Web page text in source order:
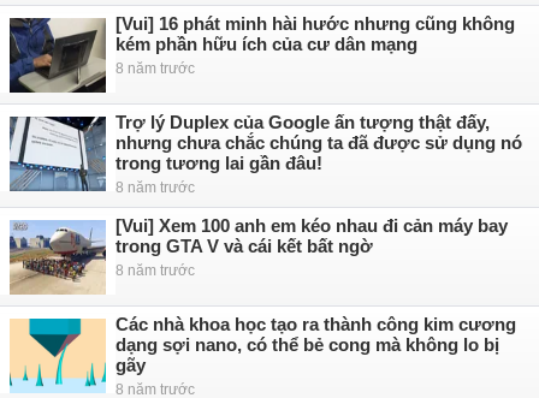
[Vui] 16 phát minh hài hước nhưng cũng không
kém phần hữu ích của cư dân mạng
8 năm trước
Trợ lý Duplex của Google ấn tượng thật đấy,
nhưng chưa chắc chúng ta đã được sử dụng nó
trong tương lai gần đâu!
8 năm trước
[Vui] Xem 100 anh em kéo nhau đi cản máy bay
trong GTA V và cái kết bất ngờ
8 năm trước
Các nhà khoa học tạo ra thành công kim cương
dạng sợi nano, có thể bẻ cong mà không lo bị
gãy
8 năm trước